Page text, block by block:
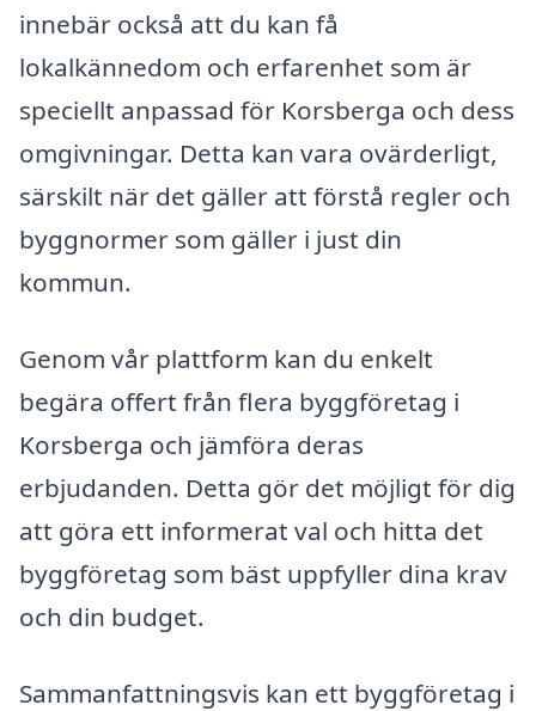
innebär också att du kan få
lokalkännedom och erfarenhet som är
speciellt anpassad för Korsberga och dess
omgivningar. Detta kan vara ovärderligt,
särskilt när det gäller att förstå regler och
byggnormer som gäller i just din
kommun.
Genom vår plattform kan du enkelt
begära offert från flera byggföretag i
Korsberga och jämföra deras
erbjudanden. Detta gör det möjligt för dig
att göra ett informerat val och hitta det
byggföretag som bäst uppfyller dina krav
och din budget.
Sammanfattningsvis kan ett byggföretag i